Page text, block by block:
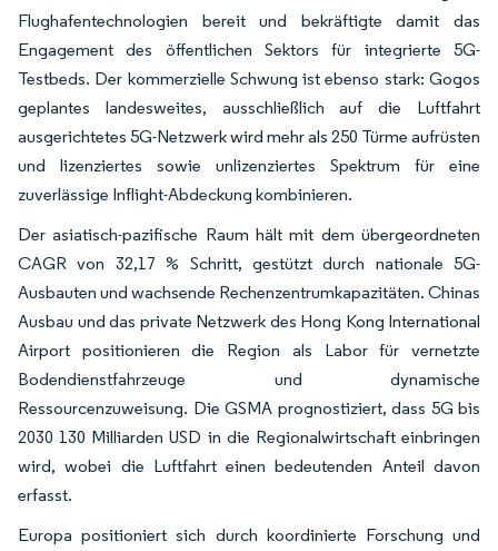
Flughafentechnologien bereit und bekräftigte damit das
Engagement des öffentlichen Sektors für integrierte 5G-
Testbeds. Der kommerzielle Schwung ist ebenso stark: Gogos
geplantes landesweites, ausschließlich auf die Luftfahrt
ausgerichtetes 5G-Netzwerk wird mehr als 250 Türme aufrüsten
und lizenziertes sowie unlizenziertes Spektrum für eine
zuverlässige Inflight-Abdeckung kombinieren.
Der asiatisch-pazifische Raum hält mit dem übergeordneten
CAGR von 32,17 % Schritt, gestützt durch nationale 5G-
Ausbauten und wachsende Rechenzentrumkapazitäten. Chinas
Ausbau und das private Netzwerk des Hong Kong International
Airport positionieren die Region als Labor für vernetzte
Bodendienstfahrzeuge und dynamische
Ressourcenzuweisung. Die GSMA prognostiziert, dass 5G bis
2030 130 Milliarden USD in die Regionalwirtschaft einbringen
wird, wobei die Luftfahrt einen bedeutenden Anteil davon
erfasst.
Europa positioniert sich durch koordinierte Forschung und